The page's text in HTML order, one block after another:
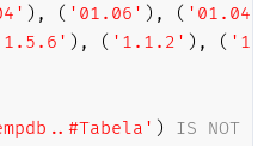
) , ( '01.06' ) , (
) , ( '1.1.2' ) , (
) IS NOT